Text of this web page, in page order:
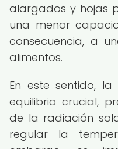
alargados y hojas
una menor
consecuencia, a
alimentos.
En este sentido,
equilibrio crucial,
de la radiación
regular la